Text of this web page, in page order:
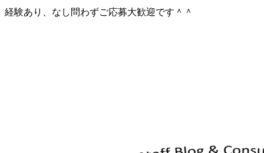
経験あり、なし問わずご応募大歓迎です＾＾